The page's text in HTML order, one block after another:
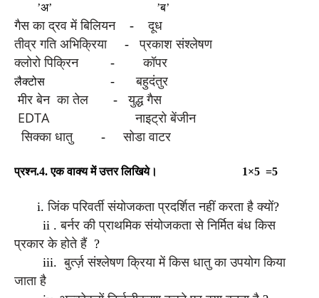
’अ’ ’ब’
गैस का द्रव में बिलियन -
दूध
तीव्र गति अभिक्रिया
-
प्रकाश संश्लेषण
क्लोरो पिक्रिन
-कॉपर
लैक्टोस -
बहुदंतुर
मीर बेन  का तेल
-
युद्ध गैस
EDTA
नाइट्रो बेंजीन
सिक्का धातु
-सोडा वाटर
प्रश्न.4. एक वाक्य में उत्तर लिखिये। 1×5 =5
i. जिंक परिवर्ती संयोजकता प्रदर्शित नहीं करता है क्यों?
ii . बर्नर की प्राथमिक संयोजकता से निर्मित बंध किस
प्रकार के होते हैं ?
iii. बुर्त्ज़ संश्लेषण क्रिया में किस धातु का उपयोग किया
जाता है